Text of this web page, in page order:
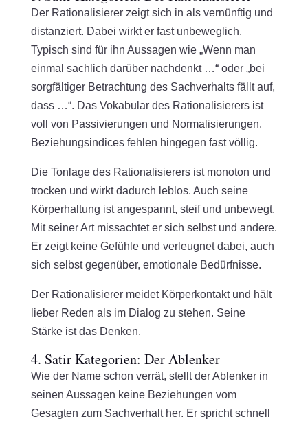
Der Rationalisierer zeigt sich in als vernünftig und
distanziert. Dabei wirkt er fast unbeweglich.
Typisch sind für ihn Aussagen wie „Wenn man
einmal sachlich darüber nachdenkt …“ oder „bei
sorgfältiger Betrachtung des Sachverhalts fällt auf,
dass …“. Das Vokabular des Rationalisierers ist
voll von Passivierungen und Normalisierungen.
Beziehungsindices fehlen hingegen fast völlig.
Die Tonlage des Rationalisierers ist monoton und
trocken und wirkt dadurch leblos. Auch seine
Körperhaltung ist angespannt, steif und unbewegt.
Mit seiner Art missachtet er sich selbst und andere.
Er zeigt keine Gefühle und verleugnet dabei, auch
sich selbst gegenüber, emotionale Bedürfnisse.
Der Rationalisierer meidet Körperkontakt und hält
lieber Reden als im Dialog zu stehen. Seine
Stärke ist das Denken.
4. Satir Kategorien: Der Ablenker
Wie der Name schon verrät, stellt der Ablenker in
seinen Aussagen keine Beziehungen vom
Gesagten zum Sachverhalt her. Er spricht schnell